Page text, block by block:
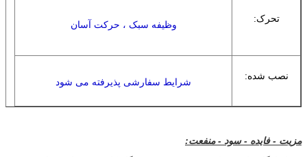
تحرک:
وظیفه سبک ، حرکت آسان
نصب شده:
شرایط سفارشی پذیرفته می شود
مزیت - فایده - سود - منفعت: